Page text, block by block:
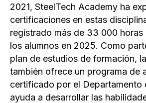
2021, SteelTech Academy ha
certificaciones en estas
registrado más de 33 000
los alumnos en 2025. Como
plan de estudios de formación,
también ofrece un programa de
certificado por el Departamento
ayuda a desarrollar las